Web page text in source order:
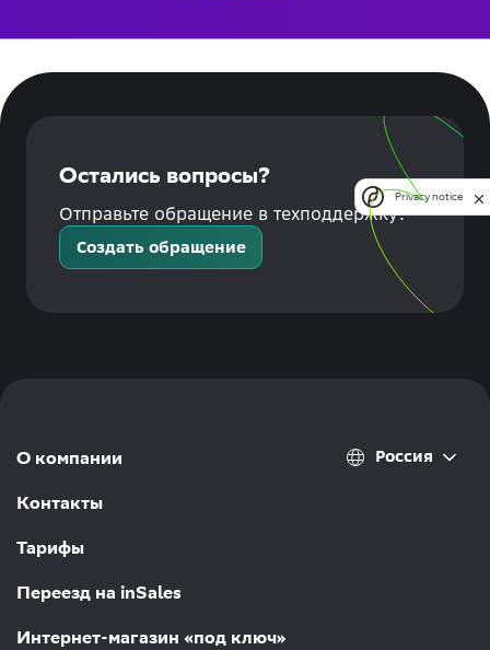
Остались вопросы?
Отправьте обращение в техподдержку!
Создать обращение
О компании
Контакты
Тарифы
Переезд на inSales
Интернет-магазин «под ключ»
Россия
Privacy notice